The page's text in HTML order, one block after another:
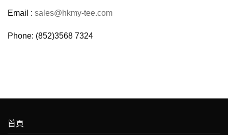
Email : sales@hkmy-tee.com
Phone: (852)3568 7324
首頁